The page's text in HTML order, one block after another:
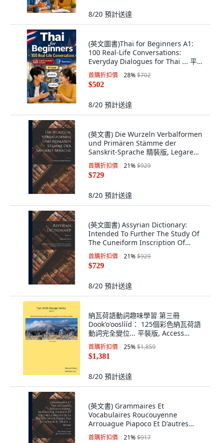
8/20 預計送達
(英文圖書)Thai for Beginners A1:
100 Real-Life Conversations:
Everyday Dialogues for Thai ... 平裝
版, Independently Published,
English, Paperback
首購折扣價 28%$702
$502
8/20 預計送達
(英文書) Die Wurzeln Verbalformen
und Primären Stämme der
Sanskrit-Sprache 精裝版, Legare
Street Press, 英文
首購折扣價 21%$929
$729
8/20 預計送達
(英文圖書) Assyrian Dictionary:
Intended To Further The Study Of
The Cuneiform Inscription Of
Assyria An... 精裝版, Legare Street
Press, 英文
首購折扣價 21%$929
$729
8/20 預計送達
納瓦荷語動詞趣味學習 第三冊
Dook'o'ooslííd： 125個彩色納瓦荷語
動詞完全變位... 平裝版, Access
Navajo, LLC, 英文
首購折扣價 25%$1,859
$1,381
8/20 預計送達
(英文書) Grammaires Et
Vocabulaires Roucouyenne
Arrouague Piapoco Et D'autres
Langues De La Région D... 精裝版,
首購折扣價 21%$917